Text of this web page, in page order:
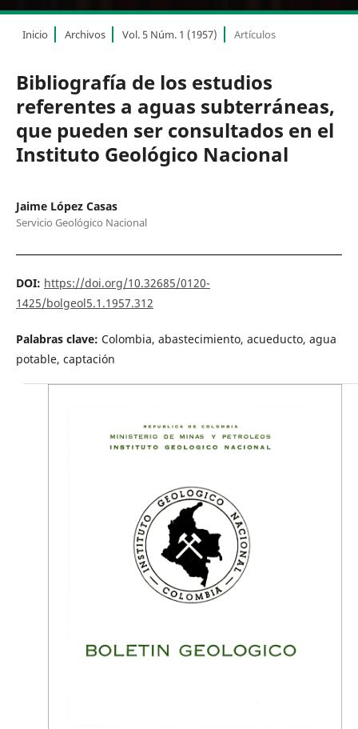
Inicio Archivos Vol. 5 Núm. 1 (1957) Artículos
Bibliografía de los estudios
referentes a aguas subterráneas,
que pueden ser consultados en el
Instituto Geológico Nacional
Jaime López Casas
Servicio Geológico Nacional
DOI: https://doi.org/10.32685/0120-
1425/bolgeol5.1.1957.312
Palabras clave: Colombia, abastecimiento, acueducto, agua
potable, captación